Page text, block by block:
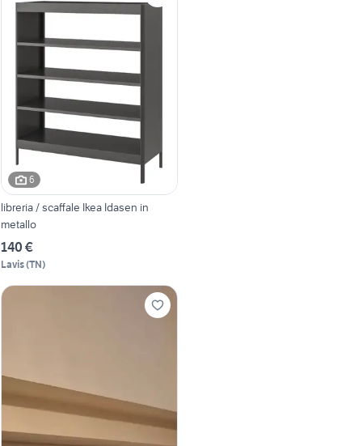
6
libreria / scaffale Ikea Idasen in
metallo
140 €
Lavis(TN)